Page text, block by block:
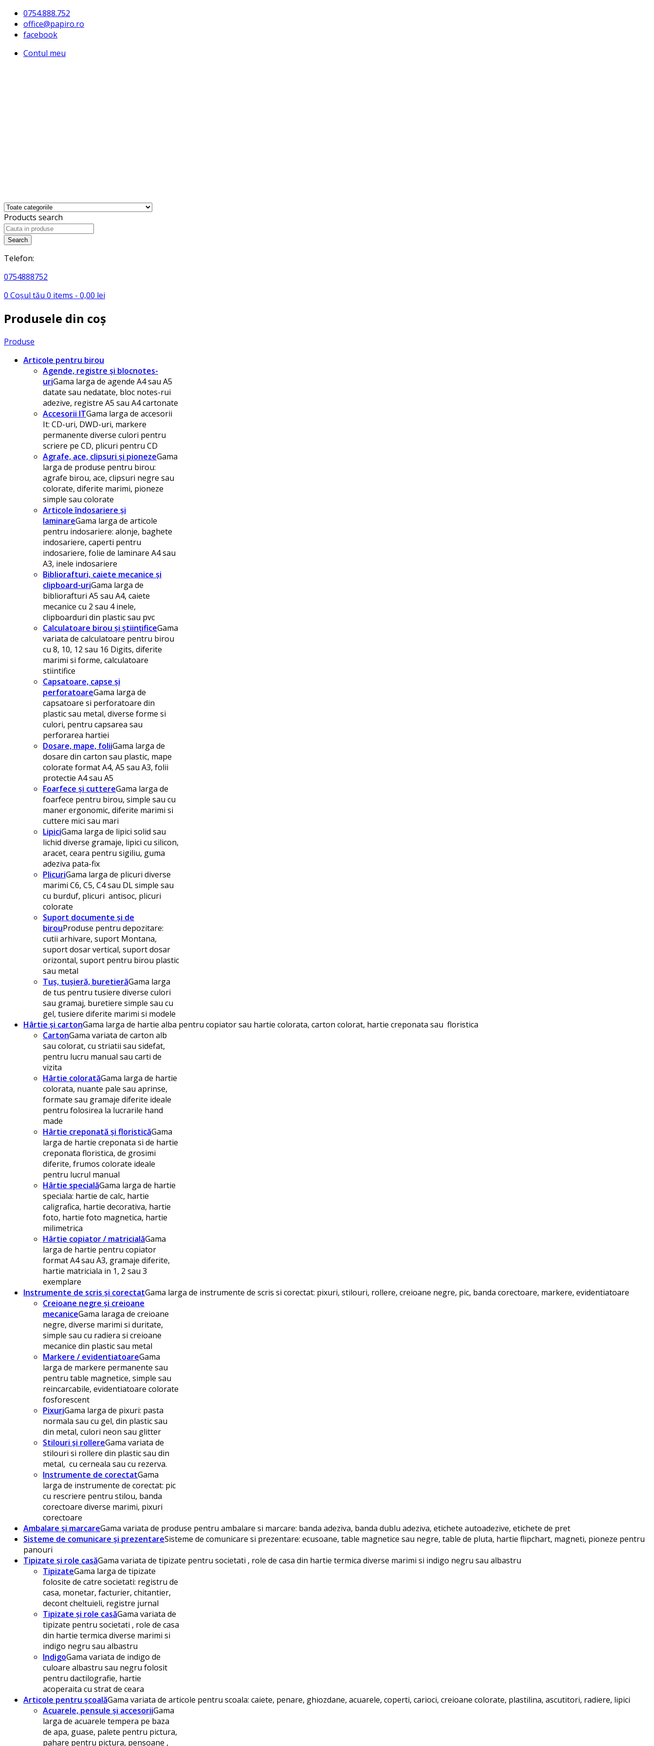
0754.888.752
office@papiro.ro
facebook
Contul meu
Products search
Search
Telefon:
0754888752
0 Coșul tău 0 items - 0,00 lei
Produsele din coș
Produse
Articole pentru birou
Agende, registre și blocnotes-
uriGama larga de agende A4 sau A5
datate sau nedatate, bloc notes-rui
adezive, registre A5 sau A4 cartonate
Accesorii ITGama larga de accesorii
It: CD-uri, DWD-uri, markere
permanente diverse culori pentru
scriere pe CD, plicuri pentru CD
Agrafe, ace, clipsuri și pionezeGama
larga de produse pentru birou:
agrafe birou, ace, clipsuri negre sau
colorate, diferite marimi, pioneze
simple sau colorate
Articole îndosariere și
laminareGama larga de articole
pentru indosariere: alonje, baghete
indosariere, caperti pentru
indosariere, folie de laminare A4 sau
A3, inele indosariere
Bibliorafturi, caiete mecanice și
clipboard-uriGama larga de
bibliorafturi A5 sau A4, caiete
mecanice cu 2 sau 4 inele,
clipboarduri din plastic sau pvc
Calculatoare birou și științificeGama
variata de calculatoare pentru birou
cu 8, 10, 12 sau 16 Digits, diferite
marimi si forme, calculatoare
stiintifice
Capsatoare, capse și
perforatoareGama larga de
capsatoare si perforatoare din
plastic sau metal, diverse forme si
culori, pentru capsarea sau
perforarea hartiei
Dosare, mape, foliiGama larga de
dosare din carton sau plastic, mape
colorate format A4, A5 sau A3, folii
protectie A4 sau A5
Foarfece și cuttereGama larga de
foarfece pentru birou, simple sau cu
maner ergonomic, diferite marimi si
cuttere mici sau mari
LipiciGama larga de lipici solid sau
lichid diverse gramaje, lipici cu silicon,
aracet, ceara pentru sigiliu, guma
adeziva pata-fix
PlicuriGama larga de plicuri diverse
marimi C6, C5, C4 sau DL simple sau
cu burduf, plicuri antisoc, plicuri
colorate
Suport documente și de
birouProduse pentru depozitare:
cutii arhivare, suport Montana,
suport dosar vertical, suport dosar
orizontal, suport pentru birou plastic
sau metal
Tuș, tușieră, buretierăGama larga
de tus pentru tusiere diverse culori
sau gramaj, buretiere simple sau cu
gel, tusiere diferite marimi si modele
Hârtie și cartonGama larga de hartie alba pentru copiator sau hartie colorata, carton colorat, hartie creponata sau floristica
CartonGama variata de carton alb
sau colorat, cu striatii sau sidefat,
pentru lucru manual sau carti de
vizita
Hârtie coloratăGama larga de hartie
colorata, nuante pale sau aprinse,
formate sau gramaje diferite ideale
pentru folosirea la lucrarile hand
made
Hârtie creponată și floristicăGama
larga de hartie creponata si de hartie
creponata floristica, de grosimi
diferite, frumos colorate ideale
pentru lucrul manual
Hârtie specialăGama larga de hartie
speciala: hartie de calc, hartie
caligrafica, hartie decorativa, hartie
foto, hartie foto magnetica, hartie
milimetrica
Hârtie copiator / matricialăGama
larga de hartie pentru copiator
format A4 sau A3, gramaje diferite,
hartie matriciala in 1, 2 sau 3
exemplare
Instrumente de scris și corectatGama larga de instrumente de scris si corectat: pixuri, stilouri, rollere, creioane negre, pic, banda corectoare, markere, evidentiatoare
Creioane negre și creioane
mecaniceGama laraga de creioane
negre, diverse marimi si duritate,
simple sau cu radiera si creioane
mecanice din plastic sau metal
Markere / evidentiatoareGama
larga de markere permanente sau
pentru table magnetice, simple sau
reincarcabile, evidentiatoare colorate
fosforescent
PixuriGama larga de pixuri: pasta
normala sau cu gel, din plastic sau
din metal, culori neon sau glitter
Stilouri și rollereGama variata de
stilouri si rollere din plastic sau din
metal, cu cerneala sau cu rezerva.
Instrumente de corectatGama
larga de instrumente de corectat: pic
cu rescriere pentru stilou, banda
corectoare diverse marimi, pixuri
corectoare
Ambalare și marcareGama variata de produse pentru ambalare si marcare: banda adeziva, banda dublu adeziva, etichete autoadezive, etichete de pret
Sisteme de comunicare și prezentareSisteme de comunicare si prezentare: ecusoane, table magnetice sau negre, table de pluta, hartie flipchart, magneti, pioneze pentru
panouri
Tipizate și role casăGama variata de tipizate pentru societati , role de casa din hartie termica diverse marimi si indigo negru sau albastru
TipizateGama larga de tipizate
folosite de catre societati: registru de
casa, monetar, facturier, chitantier,
decont cheltuieli, registre jurnal
Tipizate și role casăGama variata de
tipizate pentru societati , role de casa
din hartie termica diverse marimi si
indigo negru sau albastru
IndigoGama variata de indigo de
culoare albastru sau negru folosit
pentru dactilografie, hartie
acoperaita cu strat de ceara
Articole pentru școalăGama variata de articole pentru scoala: caiete, penare, ghiozdane, acuarele, coperti, carioci, creioane colorate, plastilina, ascutitori, radiere, lipici
Acuarele, pensule și accesoriiGama
larga de acuarele tempera pe baza
de apa, guase, palete pentru pictura,
pahare pentru pictura, pensoane ,